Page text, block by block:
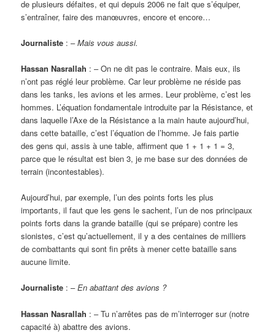
de plusieurs défaites, et qui depuis 2006 ne fait que s’équiper,
s’entraîner, faire des manœuvres, encore et encore…
Journaliste : –Mais vous aussi.
Hassan Nasrallah : – On ne dit pas le contraire. Mais eux, ils
n’ont pas réglé leur problème. Car leur problème ne réside pas
dans les tanks, les avions et les armes. Leur problème, c’est les
hommes. L’équation fondamentale introduite par la Résistance, et
dans laquelle l’Axe de la Résistance a la main haute aujourd’hui,
dans cette bataille, c’est l’équation de l’homme. Je fais partie
des gens qui, assis à une table, affirment que 1 + 1 + 1 = 3,
parce que le résultat est bien 3, je me base sur des données de
terrain (incontestables).
Aujourd’hui, par exemple, l’un des points forts les plus
importants, il faut que les gens le sachent, l’un de nos principaux
points forts dans la grande bataille (qui se prépare) contre les
sionistes, c’est qu’actuellement, il y a des centaines de milliers
de combattants qui sont fin prêts à mener cette bataille sans
aucune limite.
Journaliste : –En abattant des avions ?
Hassan Nasrallah : – Tu n’arrêtes pas de m’interroger sur (notre
capacité à) abattre des avions.